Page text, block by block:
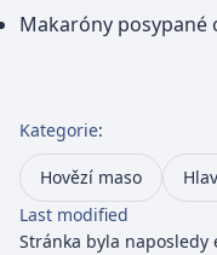
Makaróny
Kategorie:
Hovězí maso
Last modified
Stránka byla naposledy